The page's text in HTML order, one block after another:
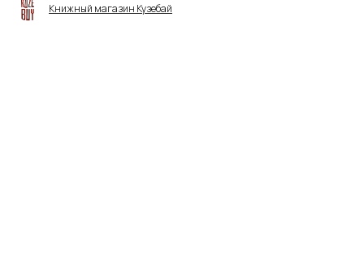
Книжный магазин Кузебай